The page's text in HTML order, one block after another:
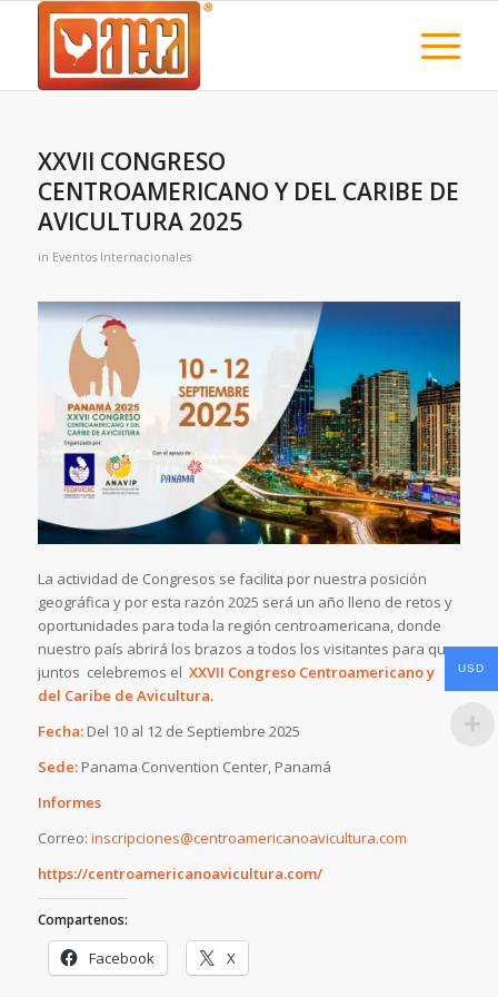
XXVII CONGRESO
CENTROAMERICANO Y DEL CARIBE DE
AVICULTURA 2025
in Eventos Internacionales
La actividad de Congresos se facilita por nuestra posición
geográfica y por esta razón 2025 será un año lleno de retos y
oportunidades para toda la región centroamericana, donde
nuestro país abrirá los brazos a todos los visitantes para que
juntos celebremos el XXVII Congreso Centroamericano y
del Caribe de Avicultura.
Fecha: Del 10 al 12 de Septiembre 2025
Sede: Panama Convention Center, Panamá
Informes
Correo: inscripciones@centroamericanoavicultura.com
https://centroamericanoavicultura.com/
Compartenos:
Facebook X
USD